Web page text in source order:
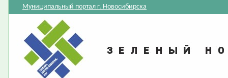
Муниципальный портал г. Новосибирска